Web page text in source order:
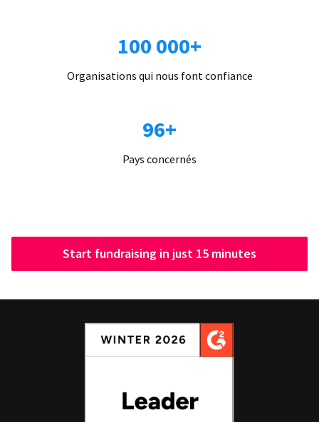
100 000+
Organisations qui nous font confiance
96+
Pays concernés
Start fundraising in just 15 minutes